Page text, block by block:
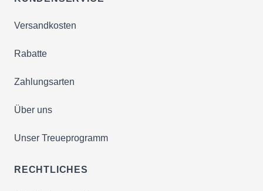
Versandkosten
Rabatte
Zahlungsarten
Über uns
Unser Treueprogramm
RECHTLICHES